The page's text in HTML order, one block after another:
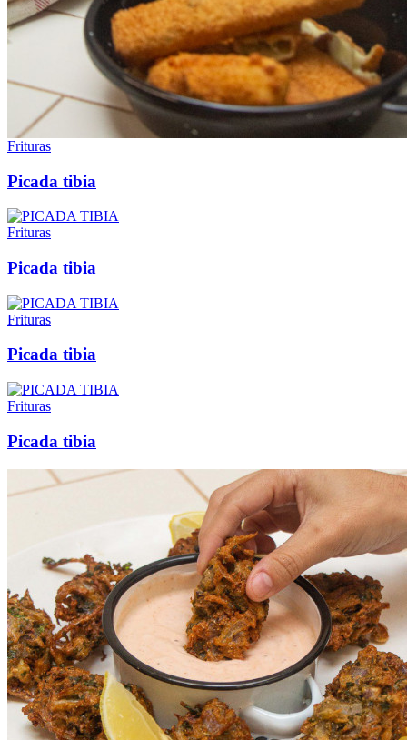
Frituras
Picada tibia
Frituras
Picada tibia
Frituras
Picada tibia
Frituras
Picada tibia